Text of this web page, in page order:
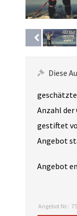
Diese
Anzahl der
gestiftet
Angebot
Angebot
Angebot Nr.: